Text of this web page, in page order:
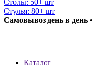
Столы: 50+ шт
Стулья: 80+ шт
Самовывоз день в день •
Каталог